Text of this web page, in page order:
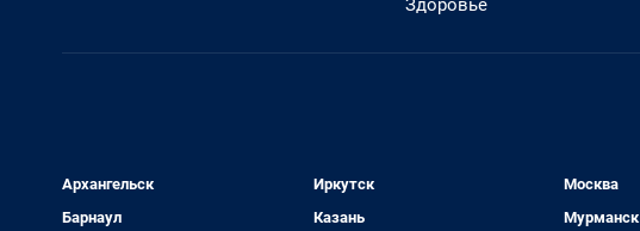
Здоровье
Архангельск
Барнаул
Иркутск
Казань
Москва
Мурманск